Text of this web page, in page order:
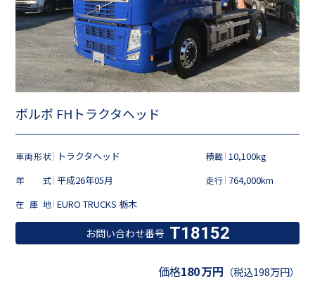
ボルボ FHトラクタヘッド
車両形状 トラクタヘッド 積載 10,100kg
年式 平成26年05月 走行 764,000km
在庫地 EURO TRUCKS 栃木
お問い合わせ番号 T18152
価格180万円 （税込198万円）